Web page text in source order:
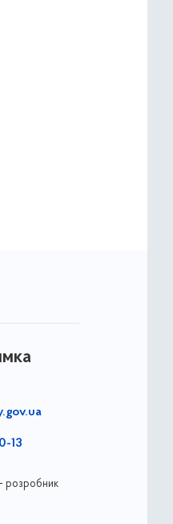
13
розробник